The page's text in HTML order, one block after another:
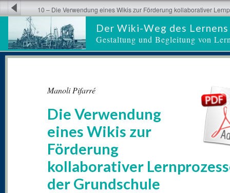
Der Wiki-Weg des Lernens
Gestaltung und Begleitung von
10 – Die Verwendung eines Wikis zur Förderung kollaborativer
Grundschule
Manoli Pifarré
Die Verwendung
eines Wikis zur
Förderung
kollaborativer
der Grundschule